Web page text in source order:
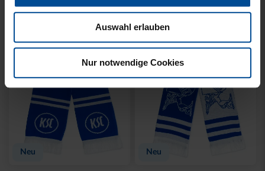
Auswahl erlauben
Nur notwendige Cookies
Neu Neu